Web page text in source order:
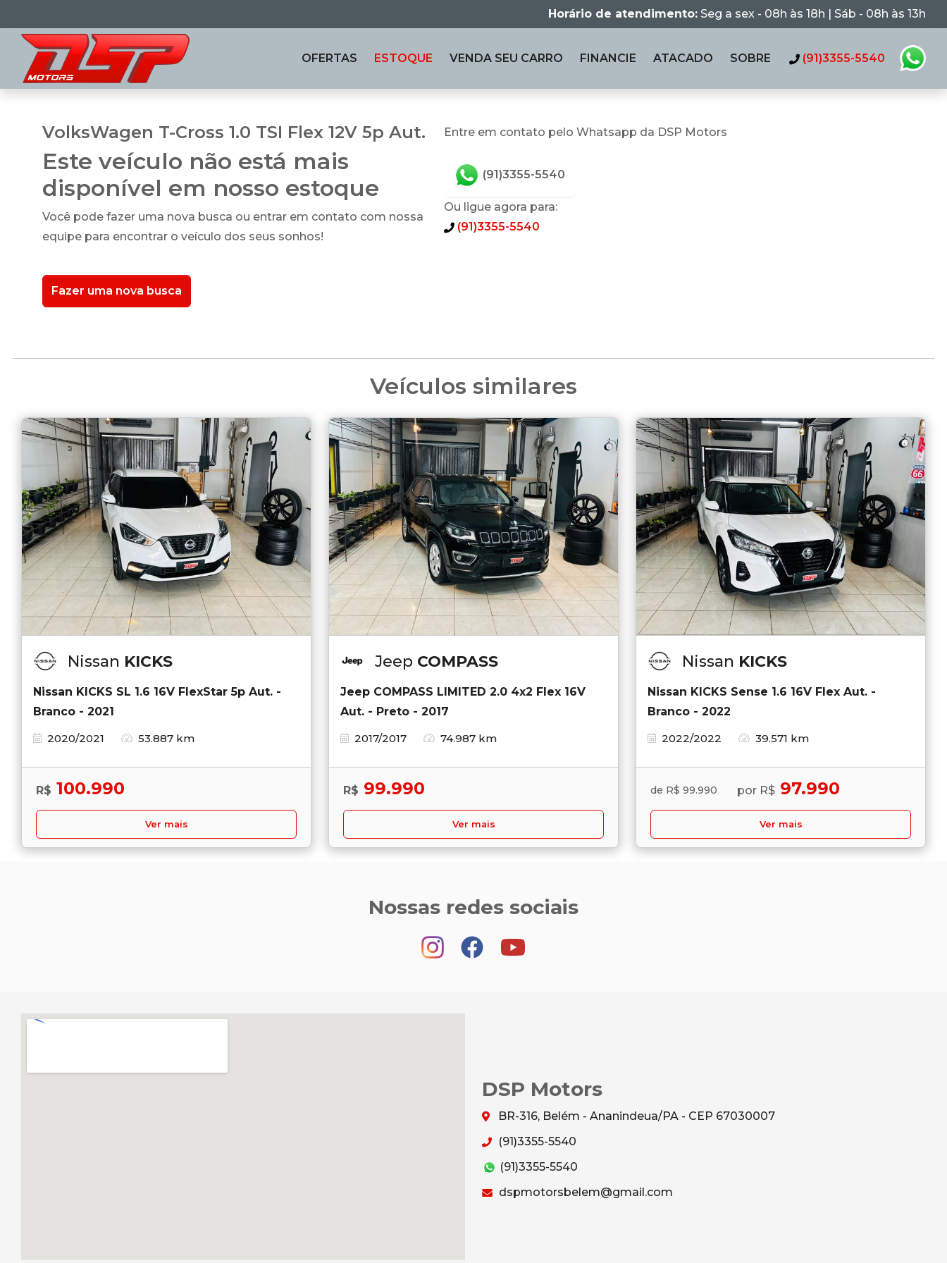
Horário de atendimento: Seg a sex - 08h às 18h | Sáb - 08h às 13h
OFERTAS ESTOQUE VENDA SEU CARRO FINANCIE ATACADO SOBRE (91)3355-5540
VolksWagen T-Cross 1.0 TSI Flex 12V 5p Aut.
Este veículo não está mais
disponível em nosso estoque
Você pode fazer uma nova busca ou entrar em contato com nossa
equipe para encontrar o veículo dos seus sonhos!
Fazer uma nova busca
Entre em contato pelo Whatsapp da DSP Motors
(91)3355-5540
Ou ligue agora para:
(91)3355-5540
Veículos similares
Nissan KICKS
Nissan KICKS SL 1.6 16V FlexStar 5p Aut. -
Branco - 2021
2020/2021
53.887 km
R$ 100.990
Ver mais
Jeep COMPASS
Jeep COMPASS LIMITED 2.0 4x2 Flex 16V
Aut. - Preto - 2017
2017/2017
74.987 km
R$ 99.990
Ver mais
Nissan KICKS
Nissan KICKS Sense 1.6 16V Flex Aut. -
Branco - 2022
2022/2022
39.571 km
de R$ 99.990 por R$ 97.990
Ver mais
Nossas redes sociais
DSP Motors
BR-316, Belém - Ananindeua/PA - CEP 67030007
(91)3355-5540
(91)3355-5540
dspmotorsbelem@gmail.com